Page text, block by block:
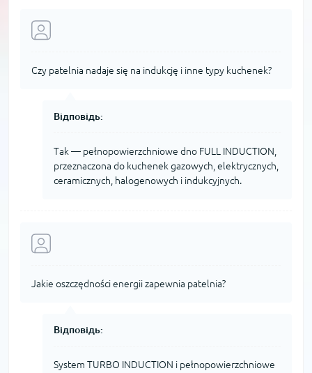
Czy patelnia nadaje się na indukcję i inne typy kuchenek?
Відповідь:
Tak — pełnopowierzchniowe dno FULL INDUCTION,
przeznaczona do kuchenek gazowych, elektrycznych,
ceramicznych, halogenowych i indukcyjnych.
Jakie oszczędności energii zapewnia patelnia?
Відповідь:
System TURBO INDUCTION i pełnopowierzchniowe